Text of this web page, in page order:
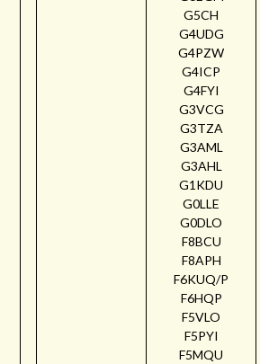
G5CH
G4UDG
G4PZW
G4ICP
G4FYI
G3VCG
G3TZA
G3AML
G3AHL
G1KDU
G0LLE
G0DLO
F8BCU
F8APH
F6KUQ/P
F6HQP
F5VLO
F5PYI
F5MQU